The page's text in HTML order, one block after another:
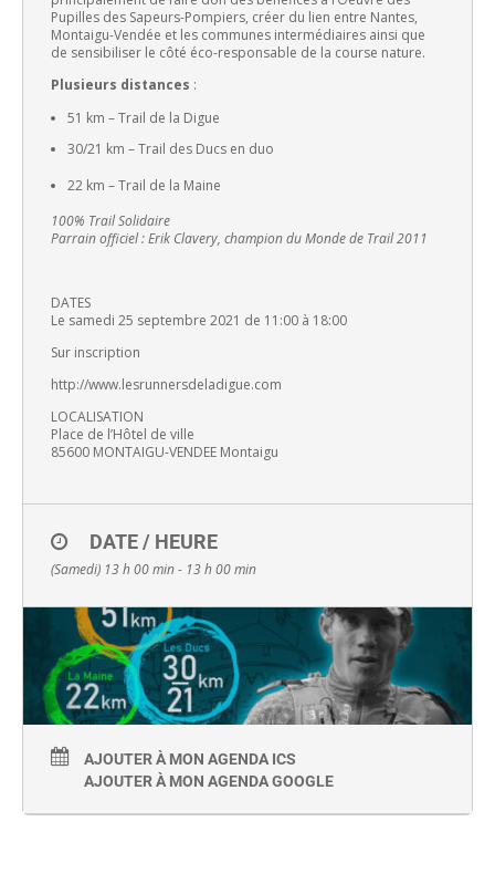
Pupilles des Sapeurs-Pompiers, créer du lien entre Nantes,
Montaigu-Vendée et les communes intermédiaires ainsi que
de sensibiliser le côté éco-responsable de la course nature.
Plusieurs distances :
51 km – Trail de la Digue
30/21 km – Trail des Ducs en duo
22 km – Trail de la Maine
100% Trail Solidaire
Parrain officiel : Erik Clavery, champion du Monde de Trail 2011
DATES
Le samedi 25 septembre 2021 de 11:00 à 18:00
Sur inscription
http://www.lesrunnersdeladigue.com
LOCALISATION
Place de l’Hôtel de ville
85600 MONTAIGU-VENDEE Montaigu
DATE / HEURE
(Samedi) 13 h 00 min - 13 h 00 min
AJOUTER À MON AGENDA ICS
AJOUTER À MON AGENDA GOOGLE